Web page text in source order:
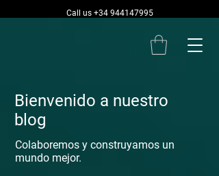
Call us +34 944147995
Bienvenido a nuestro
blog
Colaboremos y construyamos un
mundo mejor.